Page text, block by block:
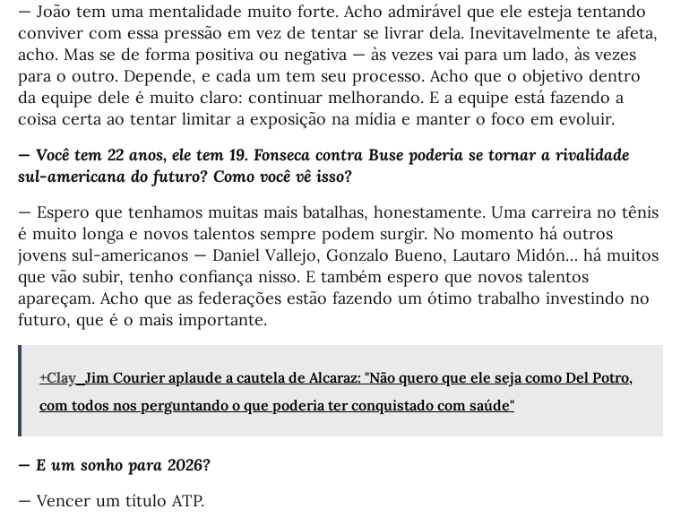
— João tem uma mentalidade muito forte. Acho admirável que ele esteja tentando
conviver com essa pressão em vez de tentar se livrar dela. Inevitavelmente te afeta,
acho. Mas se de forma positiva ou negativa — às vezes vai para um lado, às vezes
para o outro. Depende, e cada um tem seu processo. Acho que o objetivo dentro
da equipe dele é muito claro: continuar melhorando. E a equipe está fazendo a
coisa certa ao tentar limitar a exposição na mídia e manter o foco em evoluir.
— Você tem 22 anos, ele tem 19. Fonseca contra Buse poderia se tornar a rivalidade
sul-americana do futuro? Como você vê isso?
— Espero que tenhamos muitas mais batalhas, honestamente. Uma carreira no tênis
é muito longa e novos talentos sempre podem surgir. No momento há outros
jovens sul-americanos — Daniel Vallejo, Gonzalo Bueno, Lautaro Midón… há muitos
que vão subir, tenho confiança nisso. E também espero que novos talentos
apareçam. Acho que as federações estão fazendo um ótimo trabalho investindo no
futuro, que é o mais importante.
+Clay Jim Courier aplaude a cautela de Alcaraz: "Não quero que ele seja como Del Potro,
com todos nos perguntando o que poderia ter conquistado com saúde"
— E um sonho para 2026?
— Vencer um título ATP.